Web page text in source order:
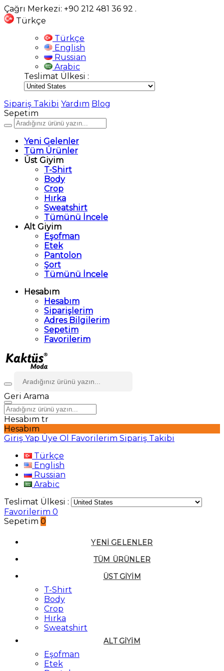
Çağrı Merkezi: +90 212 481 36 92 .
Türkçe
Türkçe
English
Russian
Arabic
Teslimat Ülkesi :
Sipariş Takibi Yardım Blog
Sepetim
Yeni Gelenler
Tüm Ürünler
Üst Giyim
T-Shirt
Body
Crop
Hırka
Sweatshirt
Tümünü İncele
Alt Giyim
Eşofman
Etek
Pantolon
Şort
Tümünü İncele
Hesabım
Hesabım
Siparişlerim
Adres Bilgilerim
Sepetim
Favorilerim
Geri Arama
Hesabım tr
Hesabım
Giriş Yap Üye Ol Favorilerim Sipariş Takibi
Türkçe
English
Russian
Arabic
Teslimat Ülkesi :
Favorilerim 0
Sepetim 0
YENI GELENLER
TÜM ÜRÜNLER
ÜST GIYIM
T-Shirt
Body
Crop
Hırka
Sweatshirt
ALT GIYIM
Eşofman
Etek